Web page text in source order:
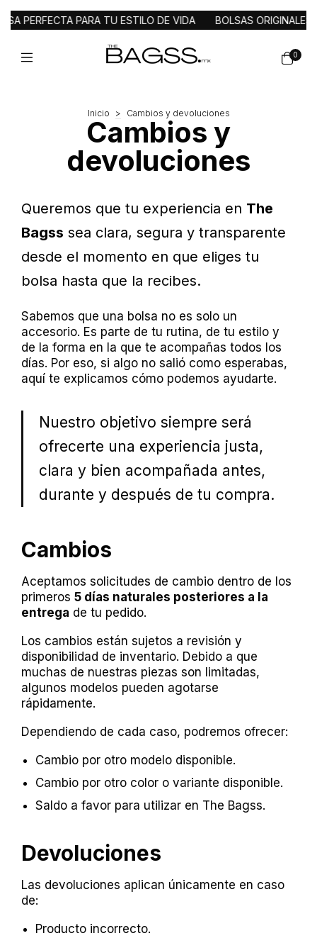
PERFECTA PARA TU ESTILO DE VIDA BOLSAS ORIGINALES
0
Inicio > Cambios y devoluciones
Cambios y
devoluciones
Queremos que tu experiencia en The
Bagss sea clara, segura y transparente
desde el momento en que eliges tu
bolsa hasta que la recibes.
Sabemos que una bolsa no es solo un
accesorio. Es parte de tu rutina, de tu estilo y
de la forma en la que te acompañas todos los
días. Por eso, si algo no salió como esperabas,
aquí te explicamos cómo podemos ayudarte.
Nuestro objetivo siempre será
ofrecerte una experiencia justa,
clara y bien acompañada antes,
durante y después de tu compra.
Cambios
Aceptamos solicitudes de cambio dentro de los
primeros 5 días naturales posteriores a la
entrega de tu pedido.
Los cambios están sujetos a revisión y
disponibilidad de inventario. Debido a que
muchas de nuestras piezas son limitadas,
algunos modelos pueden agotarse
rápidamente.
Dependiendo de cada caso, podremos ofrecer:
Cambio por otro modelo disponible.
Cambio por otro color o variante disponible.
Saldo a favor para utilizar en The Bagss.
Devoluciones
Las devoluciones aplican únicamente en caso
de:
Producto incorrecto.